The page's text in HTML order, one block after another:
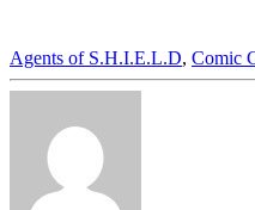
Agents of S.H.I.E.L.D, Comic